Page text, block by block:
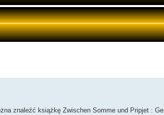
znaleźć książkę Zwischen Somme und Pripjet :